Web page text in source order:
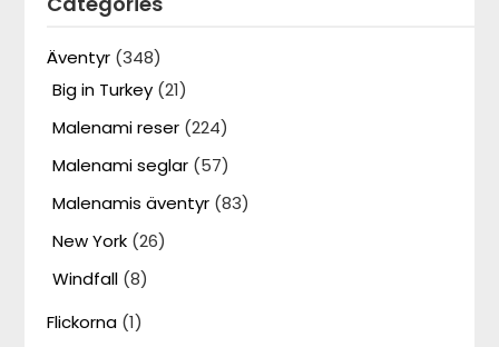
Äventyr (348)
Big in Turkey (21)
Malenami reser (224)
Malenami seglar (57)
Malenamis äventyr (83)
New York (26)
Windfall (8)
Flickorna (1)